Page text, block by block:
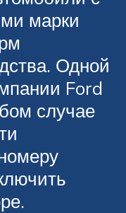
марки
Одной
Ford
случае